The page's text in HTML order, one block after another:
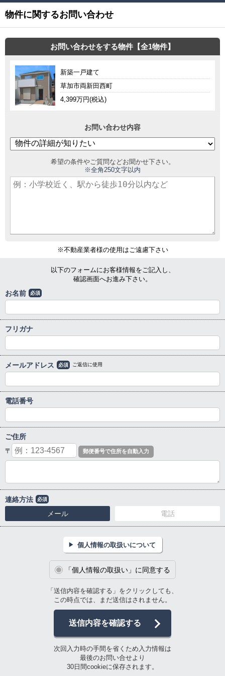
物件に関するお問い合わせ
お問い合わせをする物件【全1物件】
新築一戸建て
草加市両新田西町
4,399万円(税込)
お問い合わせ内容
希望の条件やご質問などお聞かせ下さい。
※全角250文字以内
※不動産業者様の使用はご遠慮下さい
以下のフォームにお客様情報をご記入し、
確認画面へお進み下さい。
お名前 必須
フリガナ
メールアドレス 必須 ご返信に使用
電話番号
ご住所
〒
連絡方法 必須
メール 電話
個人情報の取扱いについて
「個人情報の取扱い」に同意する
「送信内容を確認する」をクリックしても、
この時点では、まだ送信はされません。
送信内容を確認する
次回入力時の手間を省くため入力情報は
最後のお問い合せより
30日間cookieに保存されます。